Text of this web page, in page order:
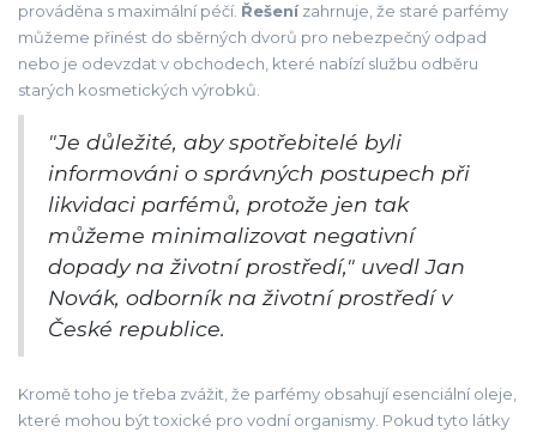
prováděna s maximální péčí. Řešenízahrnuje, že staré parfémy
můžeme přinést do sběrných dvorů pro nebezpečný odpad
nebo je odevzdat v obchodech, které nabízí službu odběru
starých kosmetických výrobků.
"Je důležité, aby spotřebitelé byli
informováni o správných postupech při
likvidaci parfémů, protože jen tak
můžeme minimalizovat negativní
dopady na životní prostředí," uvedl Jan
Novák, odborník na životní prostředí v
České republice.
Kromě toho je třeba zvážit, že parfémy obsahují esenciální oleje,
které mohou být toxické pro vodní organismy. Pokud tyto látky